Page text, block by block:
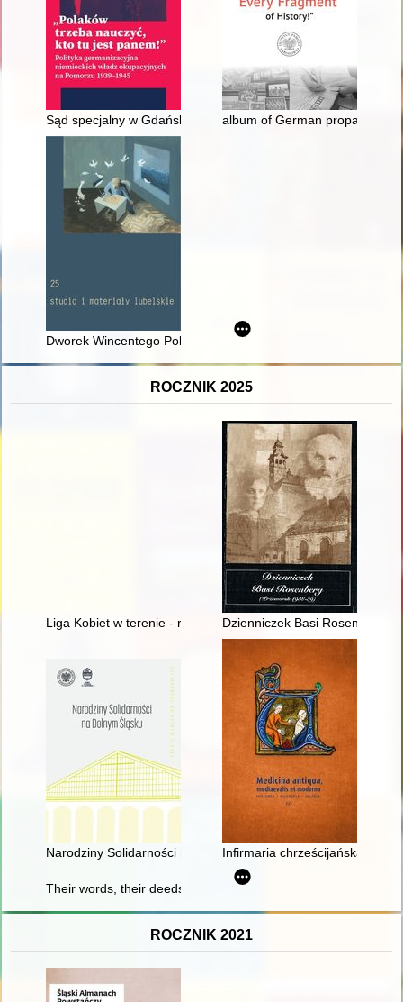
Sąd specjalny w Gdańsku (Sondergericht Danzig) i jego
album of German propaganda
Dworek Wincentego Pola : reprezentacje przeszłości w
ROCZNIK 2025
Liga Kobiet w terenie - recenzja]Dzienniczek Basi Rosenberg :
Narodziny Solidarności na Dolnym ŚląskuInfirmaria chrześcijańska"
Their words, their deeds : the January Uprising in the
ROCZNIK 2021